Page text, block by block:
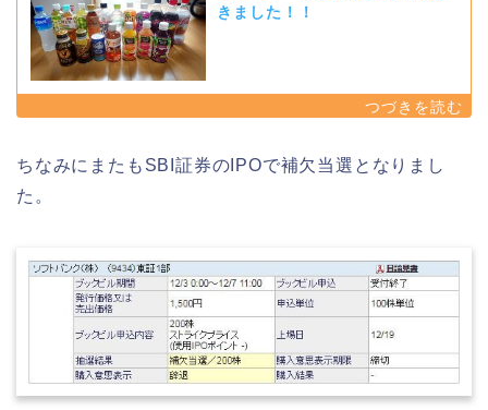
きました！！
ちなみにまたもSBI証券のIPOで補欠当選となりまし
た。